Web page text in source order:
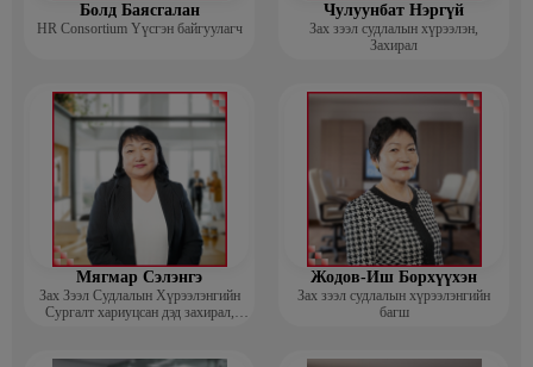
Болд Баясгалан
HR Consortium Үүсгэн байгуулагч
Чулуунбат Нэргүй
Зах зээл судлалын хүрээлэн,
Захирал
Мягмар Сэлэнгэ
Зах Зээл Судлалын Хүрээлэнгийн
Сургалт хариуцсан дэд захирал,
Жодов-Иш Борхүүхэн
Зах зээл судлалын хүрээлэнгийн
багш